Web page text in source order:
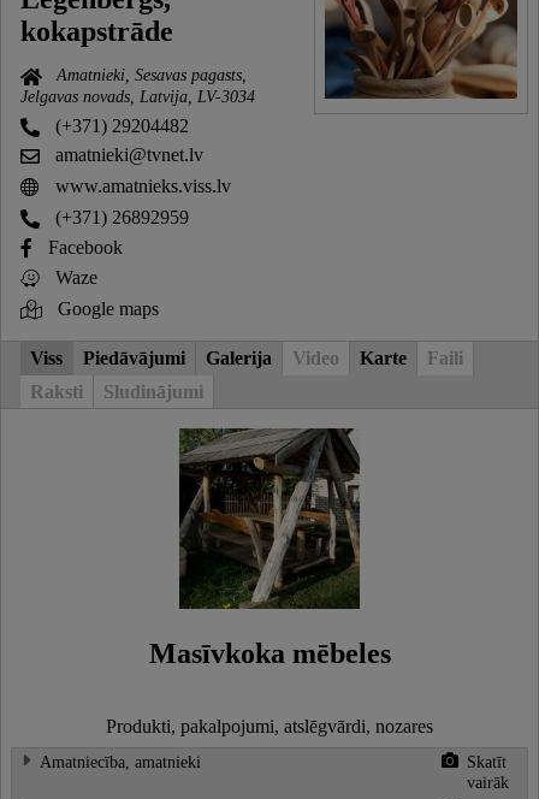
kokapstrāde
Amatnieki, Sesavas pagasts,
Jelgavas novads, Latvija, LV-3034
(+371) 29204482
amatnieki@tvnet.lv
www.amatnieks.viss.lv
(+371) 26892959
Facebook
Waze
Google maps
Viss Piedāvājumi Galerija Video Karte
Faili
Raksti
Sludinājumi
Masīvkoka mēbeles
Produkti, pakalpojumi, atslēgvārdi, nozares
Amatniecība, amatnieki
Skatīt
vairāk